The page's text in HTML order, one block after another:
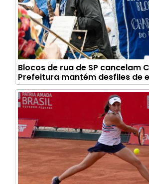
Blocos de rua de SP cancelam
Prefeitura mantém desfiles de